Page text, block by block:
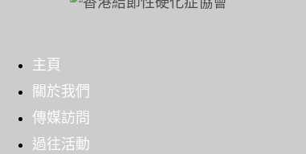
content主頁
關於我們
傳媒訪問
過往活動